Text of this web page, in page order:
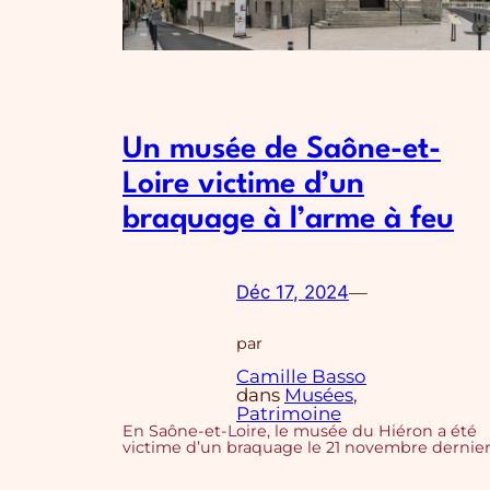
Un musée de Saône-et-
Loire victime d’un
braquage à l’arme à feu
Déc 17, 2024—
par
Camille Basso
dans Musées
Patrimoine
En Saône-et-Loire, le musée du Hiéron a été
victime d’un braquage le 21 novembre dernier